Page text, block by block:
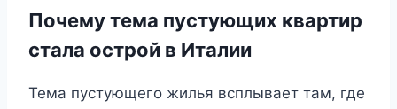
Почему тема пустующих квартир
стала острой в Италии
Тема пустующего жилья всплывает там, где